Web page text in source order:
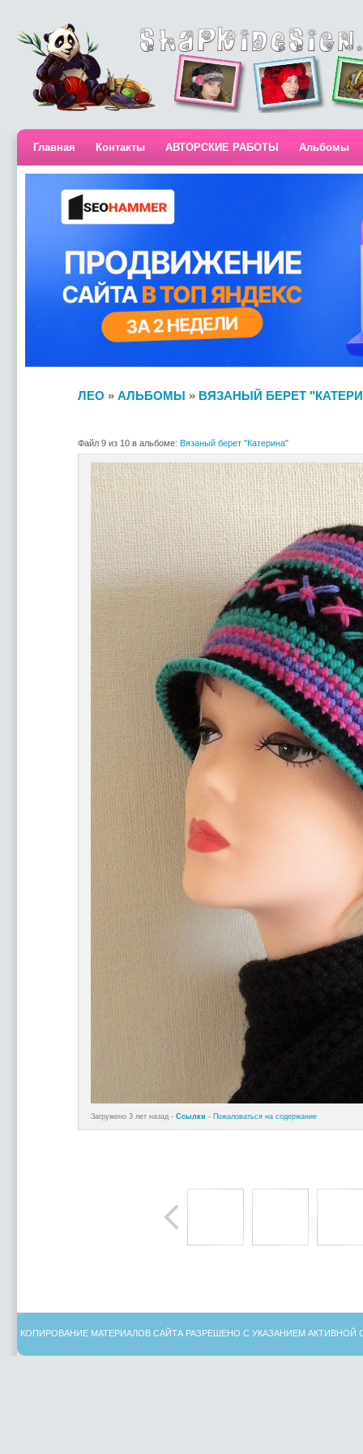
Главная Контакты АВТОРСКИЕ РАБОТЫ Альбомы
ЛЕО » АЛЬБОМЫ » ВЯЗАНЫЙ БЕРЕТ
Файл 9 из 10 в альбоме: Вязаный берет "Катерина"
Загружено 3 лет назад - Ссылки - Пожаловаться на содержание
КОПИРОВАНИЕ МАТЕРИАЛОВ САЙТА РАЗРЕШЕНО С УКАЗАНИЕМ АКТИВНОЙ